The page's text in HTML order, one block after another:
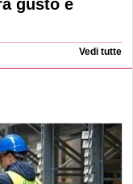
gusto e
Vedi tutte